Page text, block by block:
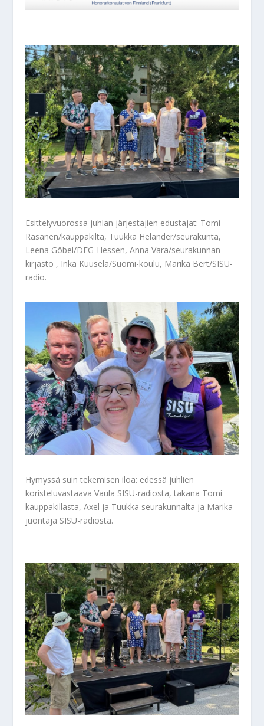
Esittelyvuorossa juhlan järjestäjien edustajat: Tomi
Räsänen/kauppakilta, Tuukka Helander/seurakunta,
Leena Göbel/DFG-Hessen, Anna Vara/seurakunnan
kirjasto , Inka Kuusela/Suomi-koulu, Marika Bert/SISU-
radio.
Hymyssä suin tekemisen iloa: edessä juhlien
koristeluvastaava Vaula SISU-radiosta, takana Tomi
kauppakillasta, Axel ja Tuukka seurakunnalta ja Marika-
juontaja SISU-radiosta.